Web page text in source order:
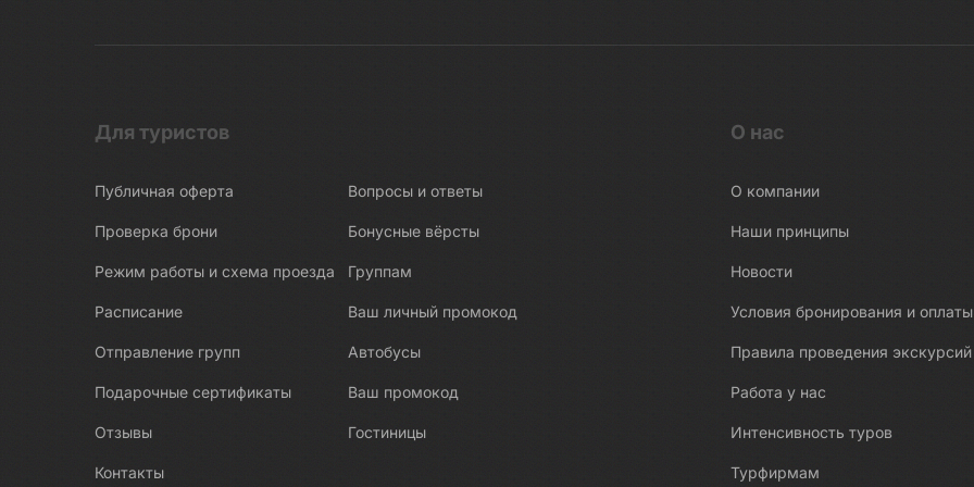
Для туристов
Публичная оферта
Проверка брони
Режим работы и схема проезда
Расписание
Отправление групп
Подарочные сертификаты
Отзывы
Контакты
Вопросы и ответы
Бонусные вёрсты
Группам
Ваш личный промокод
Автобусы
Ваш промокод
Гостиницы
О нас
О компании
Наши принципы
Новости
Условия бронирования и оплаты
Правила проведения экскурсий
Работа у нас
Интенсивность туров
Турфирмам